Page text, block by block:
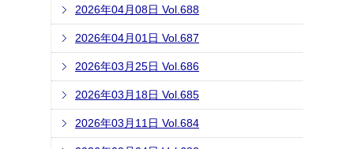
2026年04月08日 Vol.688
2026年04月01日 Vol.687
2026年03月25日 Vol.686
2026年03月18日 Vol.685
2026年03月11日 Vol.684